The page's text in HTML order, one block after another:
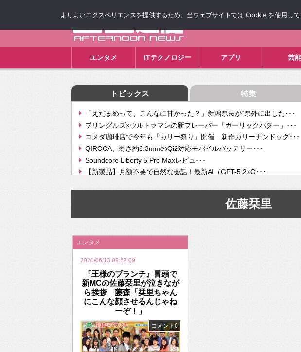
エンタメ ITテクノロジー アプリ 芸能
トピックス 特集
「えだまめって、こんなに甘かった？」新潟県民が“県外に出した･･･
プリングルズ×ウルトラマンの新フレーバー「ガーリックバター」･･･
コメダ珈琲店で今年も「カリー祭り」開催 新作カリーナンドッグ･･･
QIROCA、薄さ約8.3mmのQi2対応モバイルバッテリー･･･
Soundcore Liberty 5 Pro Maxレビュ･･･
【新製品】月額不要で自然な会話！最新AI（GPT-5.2×G･･･
【次世代の没入感と生産性】VITURE Luma Ultra･･･
挫折率8割の壁をAIで突破。ジャストシステム、”自分が今話し･･･
2026年のバレンタインは「自分で作って、想いを渡す」 TE･･･
佐藤栞里
エンタメ
2020/06/13 09:52:09
『王様のブランチ』冒頭で
新MCの佐藤栞里が泣きなが
ら挨拶 藤森「栞里ちゃん
にこんな顔させるんじゃね
ーぞ！」
コメント0
よりよいエクスペリエンスを提供するため、当ウェブサイトでは Cookie を使用し